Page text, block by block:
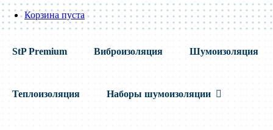
Корзина пуста
StP Premium Виброизоляция Шумоизоляция
Теплоизоляция Наборы шумоизоляции